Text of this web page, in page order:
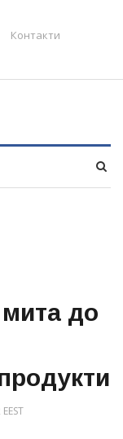
Контакти
до